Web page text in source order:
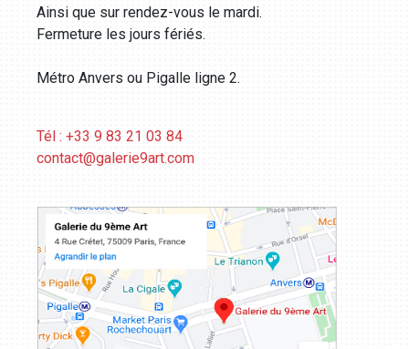
Ainsi que sur rendez-vous le mardi.
Fermeture les jours fériés.
Métro Anvers ou Pigalle ligne 2.
Tél : +33 9 83 21 03 84
contact@galerie9art.com